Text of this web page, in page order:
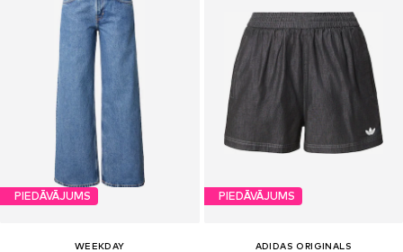
PIEDĀVĀJUMS
WEEKDAY
PIEDĀVĀJUMS
ADIDAS ORIGINALS